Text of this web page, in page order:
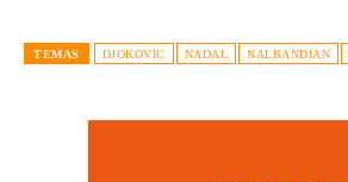
TEMAS DJOKOVIC NADAL NALBANDIAN